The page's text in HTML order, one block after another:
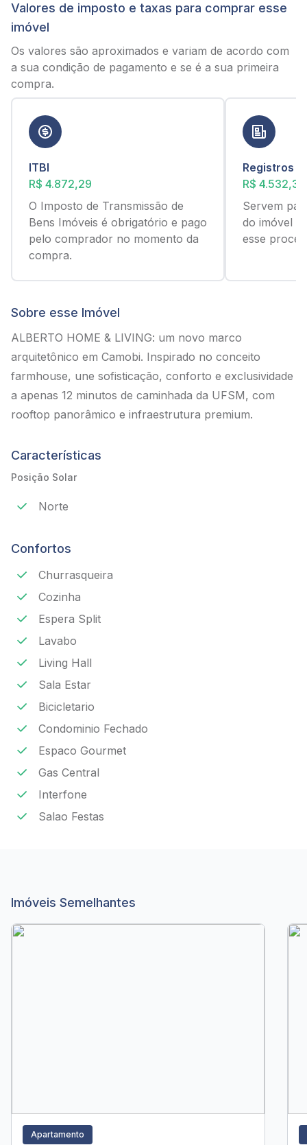
Valores de imposto e taxas para comprar esse
imóvel
Os valores são aproximados e variam de acordo com
a sua condição de pagamento e se é a sua primeira
compra.
ITBI
R$ 4.872,29
O Imposto de Transmissão de
Bens Imóveis é obrigatório e pago
pelo comprador no momento da
compra.
Registros
R$ 4.532,36
Servem
do imóvel
esse
Sobre esse Imóvel
ALBERTO HOME & LIVING: um novo marco
arquitetônico em Camobi. Inspirado no conceito
farmhouse, une sofisticação, conforto e exclusividade
a apenas 12 minutos de caminhada da UFSM, com
rooftop panorâmico e infraestrutura premium.
Características
Posição Solar
Norte
Confortos
Churrasqueira
Cozinha
Espera Split
Lavabo
Living Hall
Sala Estar
Bicicletario
Condominio Fechado
Espaco Gourmet
Gas Central
Interfone
Salao Festas
Imóveis Semelhantes
Apartamento